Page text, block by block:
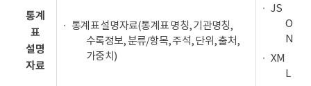
통계
표
설명
자료
통계표 설명자료(통계표 명칭, 기관명칭,
수록정보, 분류/항목, 주석, 단위, 출처,
가중치)
JS
O
N
XM
L